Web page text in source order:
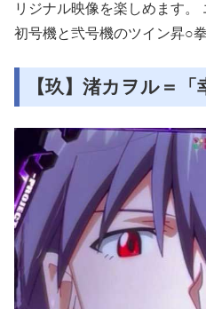
リジナル映像を楽しめます
初号機と弐号機のツイン昇○
【玖】渚カヲル＝「